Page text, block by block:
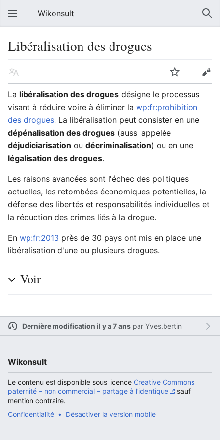
Wikonsult
Libéralisation des drogues
Lire Suivre
La libéralisation des drogues désigne le processus
visant à réduire voire à éliminer la wp:fr:prohibition
des drogues. La libéralisation peut consister en une
dépénalisation des drogues (aussi appelée
déjudiciarisation ou décriminalisation) ou en une
légalisation des drogues.
Les raisons avancées sont l'échec des politiques
actuelles, les retombées économiques potentielles, la
défense des libertés et responsabilités individuelles et
la réduction des crimes liés à la drogue.
En wp:fr:2013 près de 30 pays ont mis en place une
libéralisation d'une ou plusieurs drogues.
Voir
Dernière modification il y a 7 anspar Yves.bertin
Wikonsult
Le contenu est disponible sous licence Creative Commons
paternité – non commercial – partage à l’identique
sauf
mention contraire.
Confidentialité
Désactiver la version mobile